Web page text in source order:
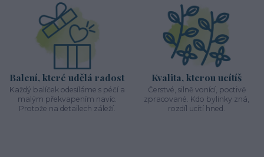
Balení, které udělá radost
Každý balíček odesíláme s péčí a
malým překvapením navíc.
Protože na detailech záleží.
Kvalita, kterou ucítíš
Čerstvé, silně vonící, poctivě
zpracované. Kdo bylinky zná,
rozdíl ucítí hned.